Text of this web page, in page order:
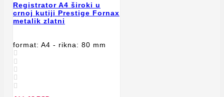
Registrator A4 široki u
crnoj kutiji Prestige Fornax
metalik zlatni
format: A4 - rikna: 80 mm




